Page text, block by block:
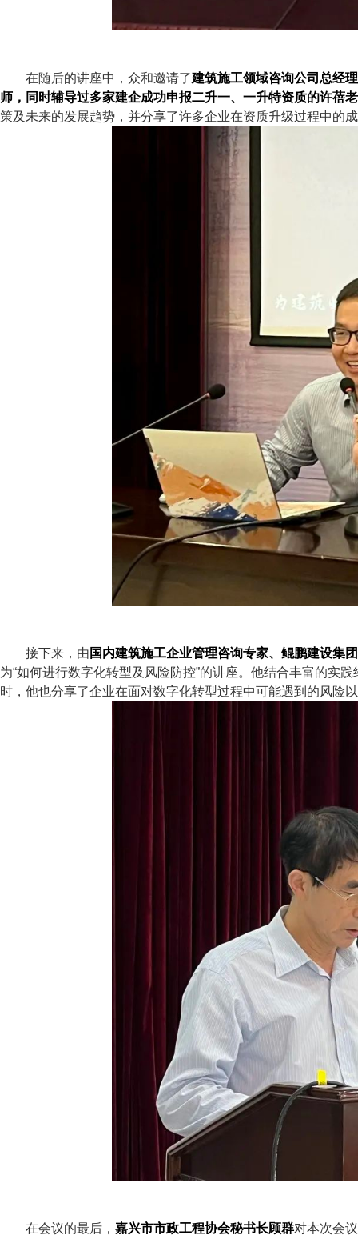
在随后的讲座中，众和邀请了建筑施工领域咨询公司总经
师，同时辅导过多家建企成功申报二升一、一升特资质的许蓓
策及未来的发展趋势，并分享了许多企业在资质升级过程中的
接下来，由 国内建筑施工企业管理咨询专家、鲲鹏建设集
为“如何进行数字化转型及风险防控”的讲座。他结合丰富的实
时，他也分享了企业在面对数字化转型过程中可能遇到的风险
在会议的最后， 嘉兴市市政工程协会秘书长顾群对本次会